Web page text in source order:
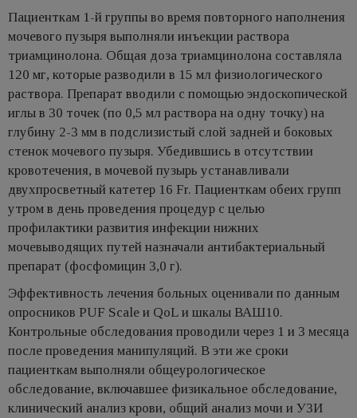
Пациенткам 1-й группы во время повторного наполнения
мочевого пузыря выполняли инъекции раствора
триамцинолона. Общая доза триамцинолона составляла
120 мг, которые разводили в 15 мл физиологического
раствора. Препарат вводили с помощью эндоскопической
иглы в 30 точек (по 0,5 мл раствора на одну точку) на
глубину 2-3 мм в подслизистый слой задней и боковых
стенок мочевого пузыря. Убедившись в отсутствии
кровотечения, в мочевой пузырь устанавливали
двухпросветный катетер 16 Fr. Пациенткам обеих групп
утром в день проведения процедур с целью
профилактики развития инфекции нижних
мочевыводящих путей назначали антибактериальный
препарат (фосфомицин 3,0 г).
Эффективность лечения больных оценивали по данным
опросников PUF Scale и QoL и шкалы ВАШ10.
Контрольные обследования проводили через 1 и 3 месяца
после проведения манипуляций. В эти же сроки
пациенткам выполняли общеурологическое
обследование, включавшее физикальное обследование,
клинический анализ крови, общий анализ мочи и УЗИ